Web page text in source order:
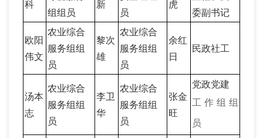
科
组组员
新
员
虎
委副书记
欧阳
伟文
农业综合
服务组组
员
黎次
雄
农业综合
服务组组
员
余红
日
民政社工
汤本
志
农业综合
服务组组
员
李卫
华
农业综合
服务组组
员
张金
旺
党政党建
工作组组
员